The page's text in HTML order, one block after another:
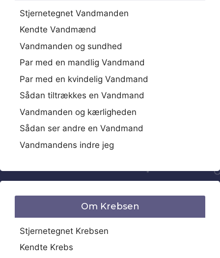
Stjernetegnet Vandmanden
Kendte Vandmænd
Vandmanden og sundhed
Par med en mandlig Vandmand
Par med en kvindelig Vandmand
Sådan tiltrækkes en Vandmand
Vandmanden og kærligheden
Sådan ser andre en Vandmand
Vandmandens indre jeg
Om Krebsen
Stjernetegnet Krebsen
Kendte Krebs